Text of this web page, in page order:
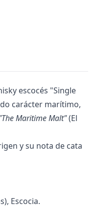
escocés "Single
carácter marítimo,
Maritime Malt"(El
y su nota de cata
Escocia.